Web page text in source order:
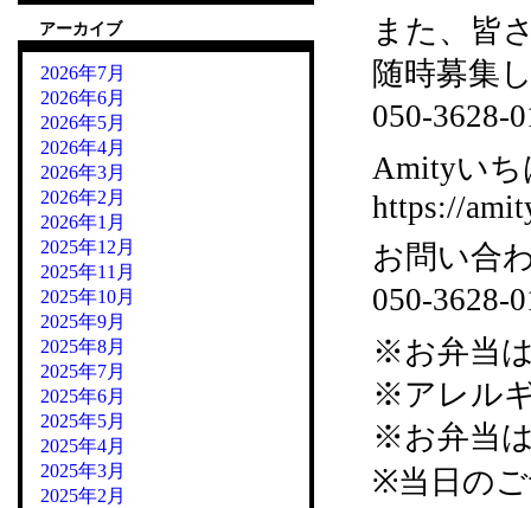
また、皆
随時募集
050-3628-
Amityいち
https://
お問い合
050-3628-
※お弁当
※アレル
※お弁当
※当日の
アーカイブ
2026年7月
2026年6月
2026年5月
2026年4月
2026年3月
2026年2月
2026年1月
2025年12月
2025年11月
2025年10月
2025年9月
2025年8月
2025年7月
2025年6月
2025年5月
2025年4月
2025年3月
2025年2月